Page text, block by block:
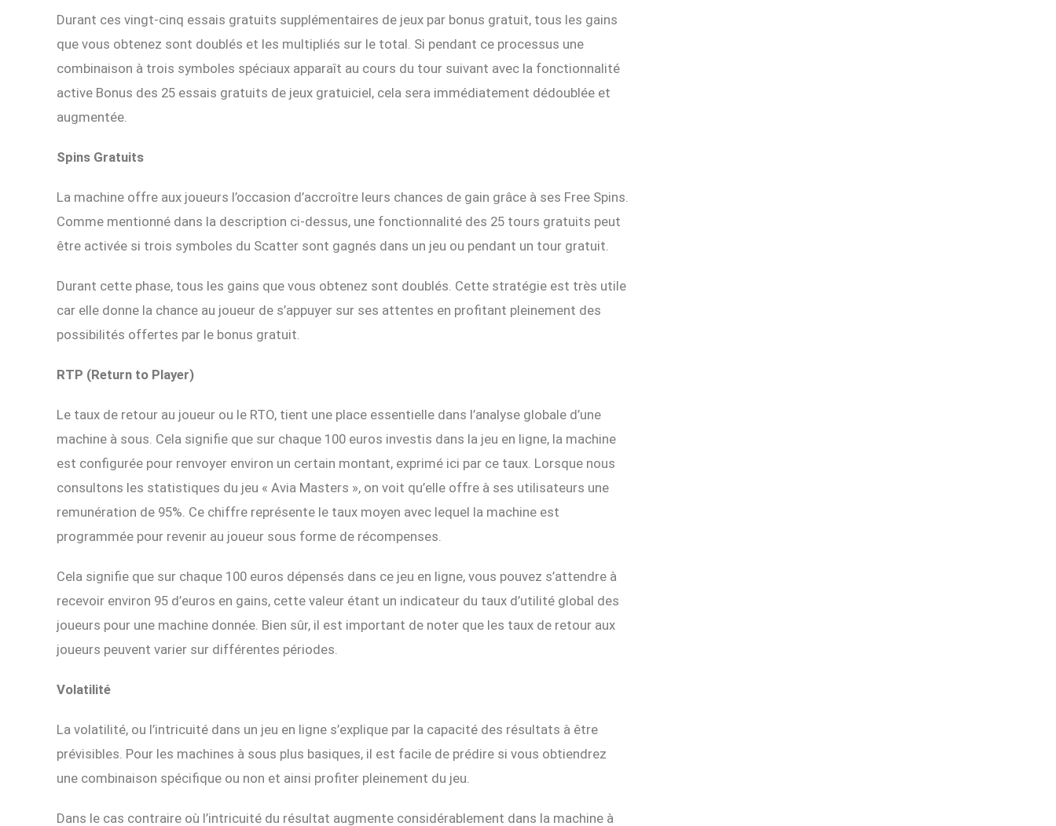
Durant ces vingt-cinq essais gratuits supplémentaires de jeux par bonus gratuit, tous les gains
que vous obtenez sont doublés et les multipliés sur le total. Si pendant ce processus une
combinaison à trois symboles spéciaux apparaît au cours du tour suivant avec la fonctionnalité
active Bonus des 25 essais gratuits de jeux gratuiciel, cela sera immédiatement dédoublée et
augmentée.
Spins Gratuits
La machine offre aux joueurs l’occasion d’accroître leurs chances de gain grâce à ses Free Spins.
Comme mentionné dans la description ci-dessus, une fonctionnalité des 25 tours gratuits peut
être activée si trois symboles du Scatter sont gagnés dans un jeu ou pendant un tour gratuit.
Durant cette phase, tous les gains que vous obtenez sont doublés. Cette stratégie est très utile
car elle donne la chance au joueur de s’appuyer sur ses attentes en profitant pleinement des
possibilités offertes par le bonus gratuit.
RTP (Return to Player)
Le taux de retour au joueur ou le RTO, tient une place essentielle dans l’analyse globale d’une
machine à sous. Cela signifie que sur chaque 100 euros investis dans la jeu en ligne, la machine
est configurée pour renvoyer environ un certain montant, exprimé ici par ce taux. Lorsque nous
consultons les statistiques du jeu « Avia Masters », on voit qu’elle offre à ses utilisateurs une
remunération de 95%. Ce chiffre représente le taux moyen avec lequel la machine est
programmée pour revenir au joueur sous forme de récompenses.
Cela signifie que sur chaque 100 euros dépensés dans ce jeu en ligne, vous pouvez s’attendre à
recevoir environ 95 d’euros en gains, cette valeur étant un indicateur du taux d’utilité global des
joueurs pour une machine donnée. Bien sûr, il est important de noter que les taux de retour aux
joueurs peuvent varier sur différentes périodes.
Volatilité
La volatilité, ou l’intricuité dans un jeu en ligne s’explique par la capacité des résultats à être
prévisibles. Pour les machines à sous plus basiques, il est facile de prédire si vous obtiendrez
une combinaison spécifique ou non et ainsi profiter pleinement du jeu.
Dans le cas contraire où l’intricuité du résultat augmente considérablement dans la machine à